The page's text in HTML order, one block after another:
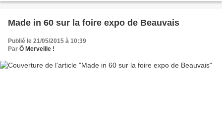
Made in 60 sur la foire expo de Beauvais
Publié le 21/05/2015 à 10:39
Par Ô Merveille !